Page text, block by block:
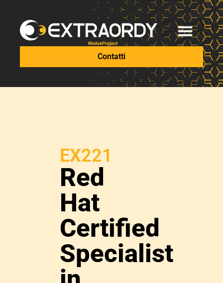
Contatti
EX221
Red
Hat
Certified
Specialist